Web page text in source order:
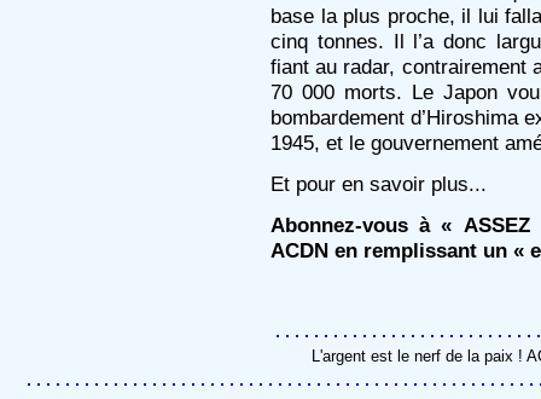
base la plus proche, il lui
cinq tonnes. Il l’a donc
fiant au radar, contrairement
70 000 morts. Le Japon
bombardement d’Hiroshima
1945, et le gouvernement
Et pour en savoir plus...
Abonnez-vous à «
ACDN en remplissant un «
L'argent est le nerf de la paix !